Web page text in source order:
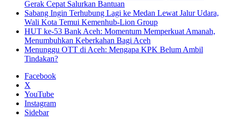
Gerak Cepat Salurkan Bantuan
Sabang Ingin Terhubung Lagi ke Medan Lewat Jalur Udara,
Wali Kota Temui Kemenhub-Lion Group
HUT ke-53 Bank Aceh: Momentum Memperkuat Amanah,
Menumbuhkan Keberkahan Bagi Aceh
Menunggu OTT di Aceh: Mengapa KPK Belum Ambil
Tindakan?
Facebook
X
YouTube
Instagram
Sidebar